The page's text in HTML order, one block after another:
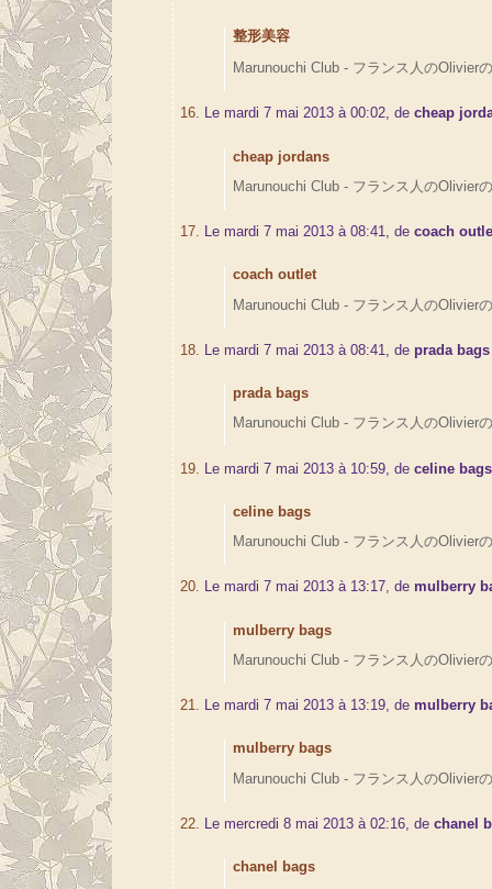
整形美容
Marunouchi Club - フランス人のOlivier
16. Le mardi 7 mai 2013 à 00:02, decheap
cheap jordans
Marunouchi Club - フランス人のOlivier
17. Le mardi 7 mai 2013 à 08:41, decoach
coach outlet
Marunouchi Club - フランス人のOlivier
18. Le mardi 7 mai 2013 à 08:41, deprada bags
prada bags
Marunouchi Club - フランス人のOlivier
19. Le mardi 7 mai 2013 à 10:59, deceline bags
celine bags
Marunouchi Club - フランス人のOlivier
20. Le mardi 7 mai 2013 à 13:17, demulberry
mulberry bags
Marunouchi Club - フランス人のOlivier
21. Le mardi 7 mai 2013 à 13:19, demulberry
mulberry bags
Marunouchi Club - フランス人のOlivier
22. Le mercredi 8 mai 2013 à 02:16, dechanel
chanel bags